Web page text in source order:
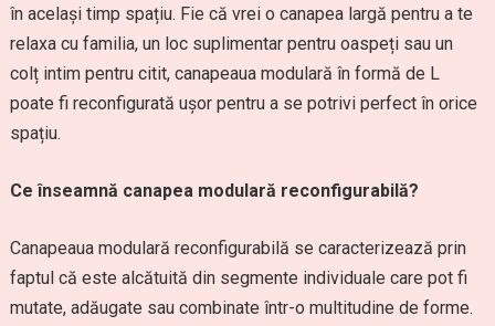
în același timp spațiu. Fie că vrei o canapea largă pentru a te
relaxa cu familia, un loc suplimentar pentru oaspeți sau un
colț intim pentru citit, canapeaua modulară în formă de L
poate fi reconfigurată ușor pentru a se potrivi perfect în orice
spațiu.
Ce înseamnă canapea modulară reconfigurabilă?
Canapeaua modulară reconfigurabilă se caracterizează prin
faptul că este alcătuită din segmente individuale care pot fi
mutate, adăugate sau combinate într-o multitudine de forme.